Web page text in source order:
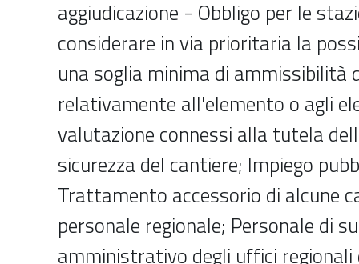
aggiudicazione - Obbligo per le
considerare in via prioritaria la
una soglia minima di ammissibilità
relativamente all'elemento o agli
valutazione connessi alla tutela
sicurezza del cantiere; Impiego
Trattamento accessorio di alcune
personale regionale; Personale di
amministrativo degli uffici